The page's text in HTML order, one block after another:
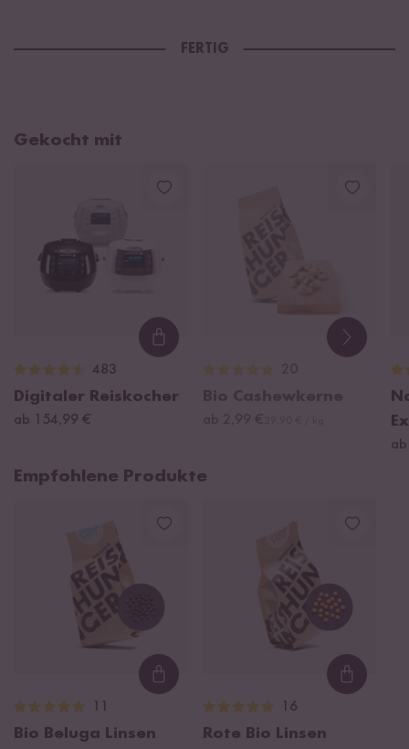
FERTIG
Gekocht mit
Loading...
483
Digitaler Reiskocher
ab 154,99 €
Empfohlene Produkte
Loading...
Bio Beluga Linsen
16
Rote Bio Linsen